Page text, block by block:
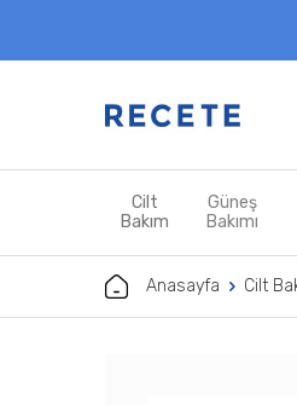
Cilt
Bakım
Güneş
Bakımı
Anasayfa Cilt